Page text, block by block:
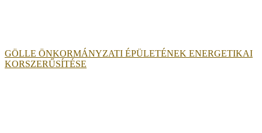
GÖLLE ÖNKORMÁNYZATI ÉPÜLETÉNEK ENERGETIKAI
KORSZERŰSÍTÉSE